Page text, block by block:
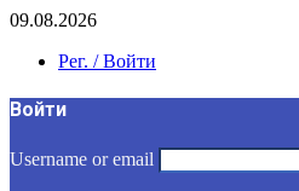
09.08.2026
Рег. / Войти
Войти
Username or email